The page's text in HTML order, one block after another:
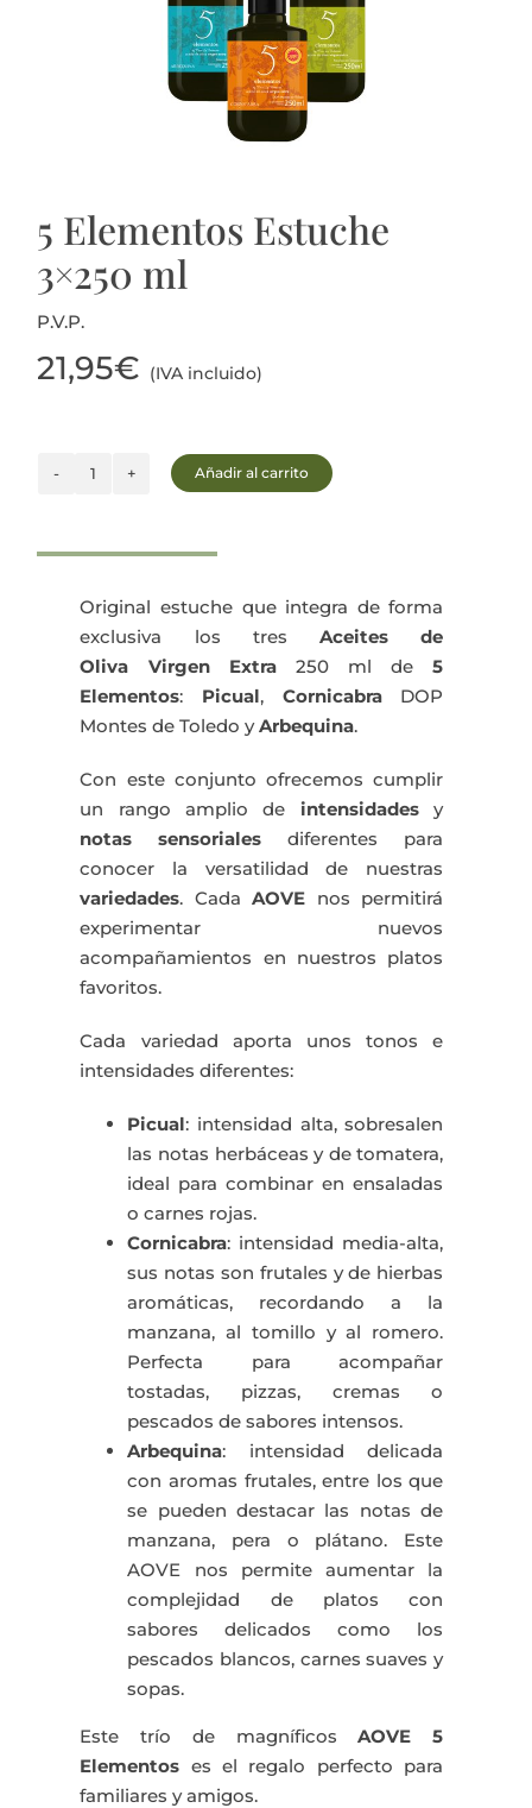
5 Elementos Estuche
3×250 ml
P.V.P.
21,95€ (IVA incluido)
5
ml
cantidad
Añadir al carrito
Original estuche que integra de forma
exclusiva los tres Aceites de
Oliva
Virgen Extra 250 ml de 5
Elementos: Picual, Cornicabra DOP
Montes de Toledo yArbequina.
Con este conjunto ofrecemos cumplir
un rango amplio de intensidadesy
notas sensoriales diferentes para
conocer la versatilidad de nuestras
variedades. CadaAOVE nos permitirá
experimentar nuevos
acompañamientos en nuestros platos
favoritos.
Cada variedad aporta unos tonos e
intensidades diferentes:
Picual: intensidad alta, sobresalen
las notas herbáceas y de tomatera,
ideal para combinar en ensaladas
o carnes rojas.
Cornicabra: intensidad media-alta,
sus notas son frutales y de hierbas
aromáticas, recordando a la
manzana, al tomillo y al romero.
Perfecta para acompañar
tostadas, pizzas, cremas o
pescados de sabores intensos.
Arbequina: intensidad delicada
con aromas frutales, entre los que
se pueden destacar las notas de
manzana, pera o plátano. Este
AOVE nos permite aumentar la
complejidad de platos con
sabores delicados como los
pescados blancos, carnes suaves y
sopas.
Este trío de magníficosAOVE
5
Elementos es el regalo perfecto para
familiares y amigos.